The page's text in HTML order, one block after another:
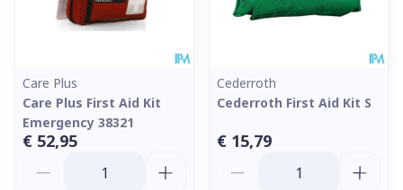
Care Plus
Care Plus First Aid Kit
Emergency 38321
€ 52,95
Cederroth
Cederroth First Aid Kit S
€ 15,79